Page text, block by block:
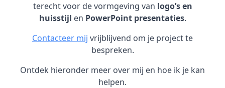
terecht voor de vormgeving van logo’s en
huisstijl en PowerPoint presentaties.
Contacteer mij vrijblijvend om je project te
bespreken.
Ontdek hieronder meer over mij en hoe ik je kan
helpen.